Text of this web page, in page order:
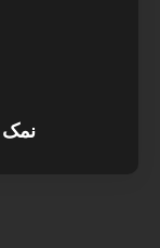
نمک